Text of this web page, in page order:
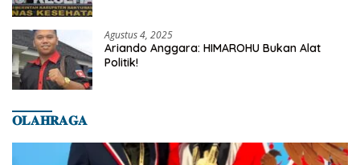
Agustus 4, 2025
Ariando Anggara: HIMAROHU Bukan Alat
Politik!
𝐎𝐋𝐀𝐇𝐑𝐀𝐆𝐀